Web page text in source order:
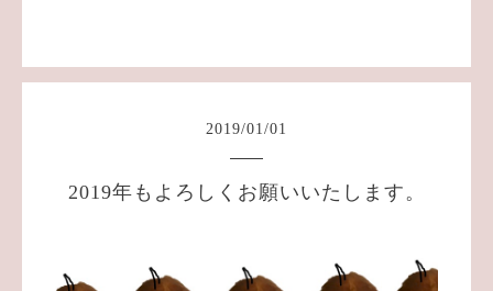
2019/01/01
2019年もよろしくお願いいたします。